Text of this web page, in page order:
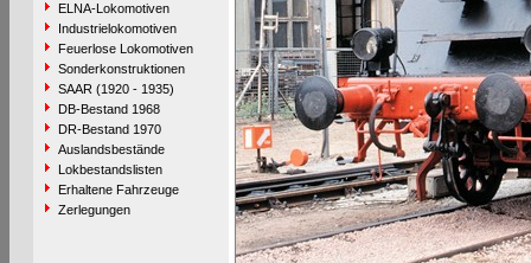
ELNA-Lokomotiven
Industrielokomotiven
Feuerlose Lokomotiven
Sonderkonstruktionen
SAAR (1920 - 1935)
DB-Bestand 1968
DR-Bestand 1970
Auslandsbestände
Lokbestandslisten
Erhaltene Fahrzeuge
Zerlegungen